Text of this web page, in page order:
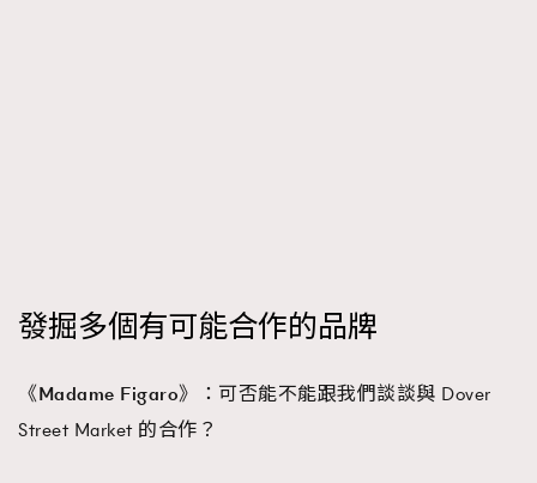
發掘多個有可能合作的品牌
《Madame Figaro》： 可否能不能跟我們談談與 Dover
Street Market 的合作？